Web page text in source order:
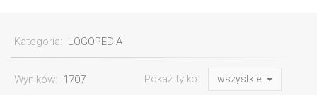
Kategoria: LOGOPEDIA
Wyników: 1707 Pokaż tylko: wszystkie